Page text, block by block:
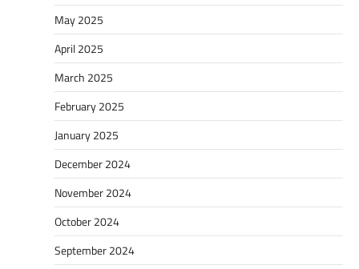
May 2025
April 2025
March 2025
February 2025
January 2025
December 2024
November 2024
October 2024
September 2024